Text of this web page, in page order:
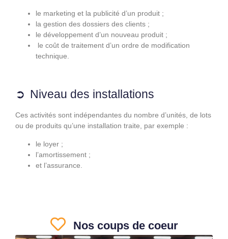
le marketing et la publicité d’un produit ;
la gestion des dossiers des clients ;
le développement d’un nouveau produit ;
le coût de traitement d’un ordre de modification
technique.
Niveau des installations
Ces activités sont indépendantes du nombre d’unités, de lots
ou de produits qu’une installation traite, par exemple :
le loyer ;
l’amortissement ;
et l’assurance.
Nos coups de coeur